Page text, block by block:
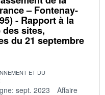
– Fontenay-
- Rapport à la
sites,
du 21 septembre
ET DU
sept. 2023
Affaire